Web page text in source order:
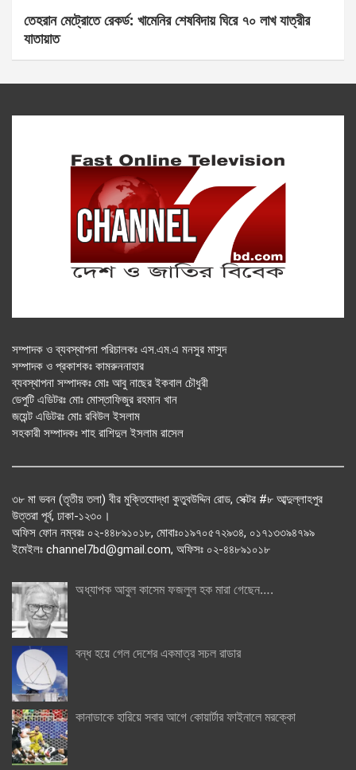
তেহরান মেট্রোতে রেকর্ড: খামেনির শেষবিদায় ঘিরে ৭০ লাখ যাত্রীর
যাতায়াত
সম্পাদক ও ব্যবস্থাপনা পরিচালকঃ এস.এম.এ মনসুর মাসুদ
সম্পাদক ও প্রকাশকঃ কামরুননাহার
ব্যবস্থাপনা সম্পাদকঃ মোঃ আবু নাছের ইকবাল চৌধুরী
ডেপুটি এডিটরঃ মোঃ মোস্তাফিজুর রহমান খান
জয়েন্ট এডিটরঃ মোঃ রবিউল ইসলাম
সহকারী সম্পাদকঃ শাহ রাশিদুল ইসলাম রাসেল
৩৮ মা ভবন (তৃতীয় তলা) বীর মুক্তিযোদ্ধা কুতুবউদ্দিন রোড, সেক্টর #৮ আব্দুল্লাহপুর
উত্তরা পূর্ব, ঢাকা-১২৩০।
অফিস ফোন নম্বরঃ ০২-৪৪৮৯১০১৮, মোবাঃ০১৯৭০৫৭২৯৩৪, ০১৭১৩৩৯৪৭৯৯
ইমেইলঃ channel7bd@gmail.com, অফিসঃ ০২-৪৪৮৯১০১৮
অধ্যাপক আবুল কাসেম ফজলুল হক মারা গেছেন….
বন্ধ হয়ে গেল দেশের একমাত্র সচল রাডার
কানাডাকে হারিয়ে সবার আগে কোয়ার্টার ফাইনালে মরক্কো